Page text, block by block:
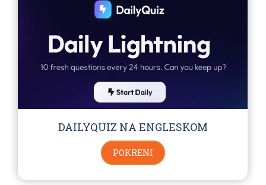
DAILYQUIZ NA ENGLESKOM
POKRENI